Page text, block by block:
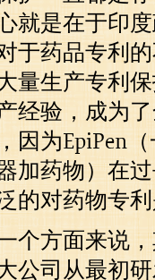
就是在于印
于药品专利
量生产专利
经验，成为
因为EpiPen
加药物）在
的对药物专
个方面来说
公司从最初